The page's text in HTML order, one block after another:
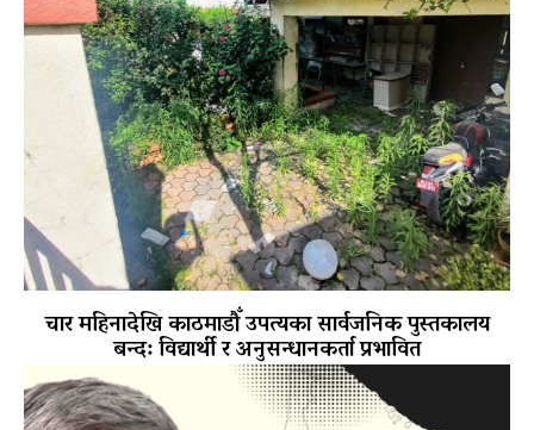
चार महिनादेखि काठमाडौँ उपत्यका सार्वजनिक पुस्तकालय
बन्द: विद्यार्थी र अनुसन्धानकर्ता प्रभावित